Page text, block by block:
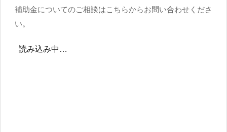
補助金についてのご相談はこちらからお問い合わせくださ
い。